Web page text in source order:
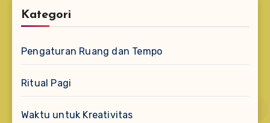
Kategori
Pengaturan Ruang dan Tempo
Ritual Pagi
Waktu untuk Kreativitas